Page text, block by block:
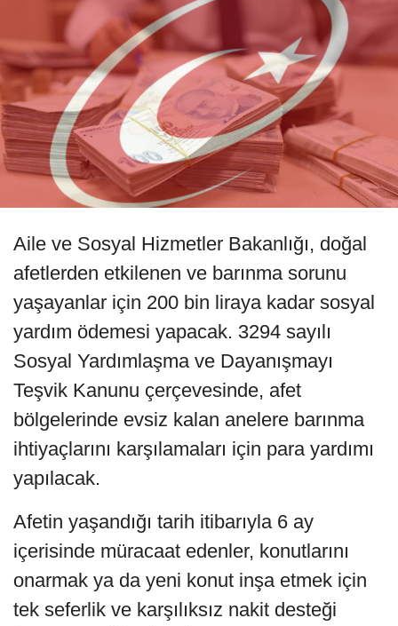
Aile ve Sosyal Hizmetler Bakanlığı, doğal
afetlerden etkilenen ve barınma sorunu
yaşayanlar için 200 bin liraya kadar sosyal
yardım ödemesi yapacak. 3294 sayılı
Sosyal Yardımlaşma ve Dayanışmayı
Teşvik Kanunu çerçevesinde, afet
bölgelerinde evsiz kalan anelere barınma
ihtiyaçlarını karşılamaları için para yardımı
yapılacak.
Afetin yaşandığı tarih itibarıyla 6 ay
içerisinde müracaat edenler, konutlarını
onarmak ya da yeni konut inşa etmek için
tek seferlik ve karşılıksız nakit desteği